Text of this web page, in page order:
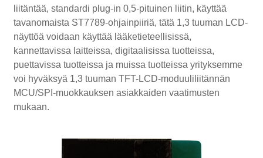
liitäntää, standardi plug-in 0,5-pituinen liitin, käyttää
tavanomaista ST7789-ohjainpiiriä, tätä 1,3 tuuman LCD-
näyttöä voidaan käyttää lääketieteellisissä,
kannettavissa laitteissa, digitaalisissa tuotteissa,
puettavissa tuotteissa ja muissa tuotteissa yrityksemme
voi hyväksyä 1,3 tuuman TFT-LCD-moduuliliitännän
MCU/SPI-muokkauksen asiakkaiden vaatimusten
mukaan.